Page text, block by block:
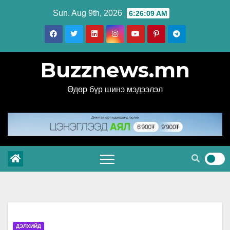
Sun. Aug 9th, 2026 6:26:09 AM
Buzznews.mn
Өдөр бүр шинэ мэдээлэл
ДЭЛХИЙД